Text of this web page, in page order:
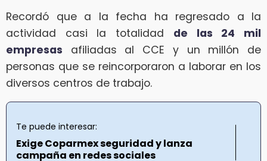
Recordó que a la fecha ha regresado a la
actividad casi la totalidad de las 24 mil
empresas afiliadas al CCE y un millón de
personas que se reincorporaron a laborar en los
diversos centros de trabajo.
Te puede interesar:
Exige Coparmex seguridad y lanza
campaña en redes sociales